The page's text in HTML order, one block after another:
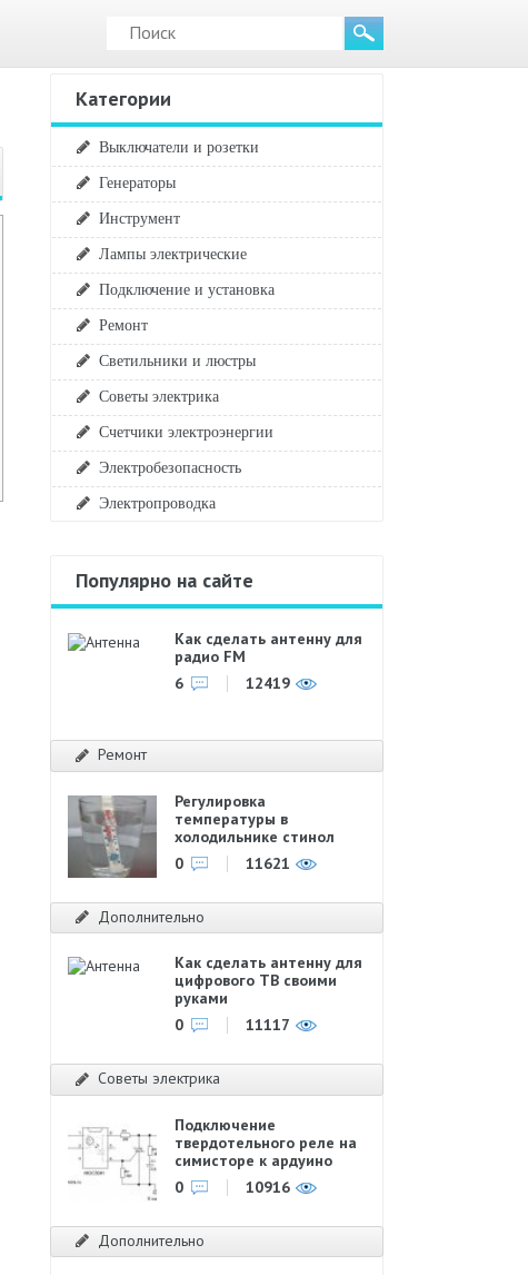
Категории
Выключатели и розетки
Генераторы
Инструмент
Лампы электрические
Подключение и установка
Ремонт
Светильники и люстры
Советы электрика
Счетчики электроэнергии
Электробезопасность
Электропроводка
Популярно на сайте
Как сделать антенну для
радио FM
6
12419
Ремонт
Регулировка
температуры в
холодильнике стинол
0
11621
Дополнительно
Как сделать антенну для
цифрового ТВ своими
руками
0
11117
Советы электрика
Подключение
твердотельного реле на
симисторе к ардуино
0
10916
Дополнительно